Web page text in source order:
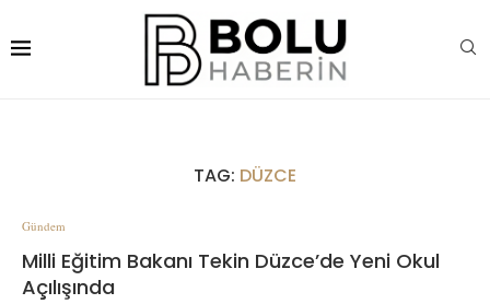
TAG: DÜZCE
Gündem
Milli Eğitim Bakanı Tekin Düzce’de Yeni Okul
Açılışında